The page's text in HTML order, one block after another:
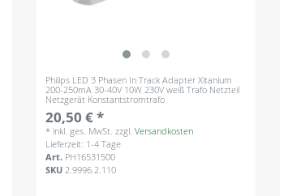
Philips LED 3 Phasen In Track Adapter Xitanium
200-250mA 30-40V 10W 230V weiß Trafo Netzteil
Netzgerät Konstantstromtrafo
20,50 € *
* inkl. ges. MwSt. zzgl.Versandkosten
Lieferzeit: 1-4 Tage
Art. PH16531500
SKU2.9996.2.110